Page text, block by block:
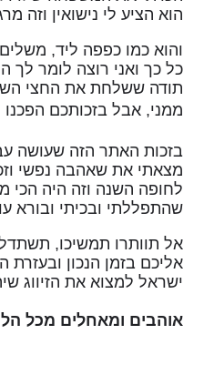
הוא הציע לי נישואין וזה
והוא כמו כפפה ליד, משלים
כל כך ואני רוצה לומר לך
תודה ששלחת את החצי
ממני, אבל בזכותכם
בזכות האתר הזה שעושה
מצאתי את שאהבה נפשי
לחופה השנה וזה היה
שהתפללתי ובכיתי ובורא
אל תוותרו תמשיכו,
אליכם בזמן הנכון
ישראל למצוא את הזיווג
אוהבים ומאחלים מכל